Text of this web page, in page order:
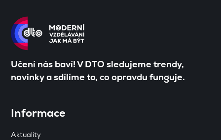
Učení nás baví! V DTO sledujeme trendy,
novinky a sdílíme to, co opravdu funguje.
Informace
Aktuality